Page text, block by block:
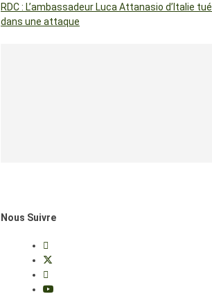
RDC : L’ambassadeur Luca Attanasio d’Italie tué
dans une attaque
Nous Suivre